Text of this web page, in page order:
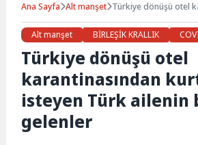
Ana Sayfa Alt manşet Türkiye dönüşü otel
gelenler
Alt manşet BİRLEŞİK KRALLIK
Türkiye dönüşü otel
karantinasından
isteyen Türk ailenin
gelenler